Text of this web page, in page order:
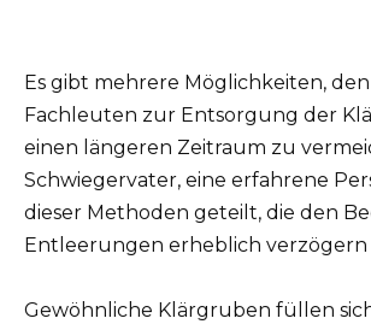
Es gibt mehrere Möglichkeiten,
Fachleuten zur Entsorgung der
einen längeren Zeitraum zu
Schwiegervater, eine erfahrene
dieser Methoden geteilt, die den
Entleerungen erheblich verzögern
Gewöhnliche Klärgruben füllen